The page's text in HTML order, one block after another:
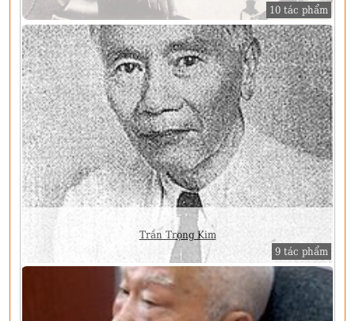
10 tác phẩm
Trần Trọng Kim
9 tác phẩm